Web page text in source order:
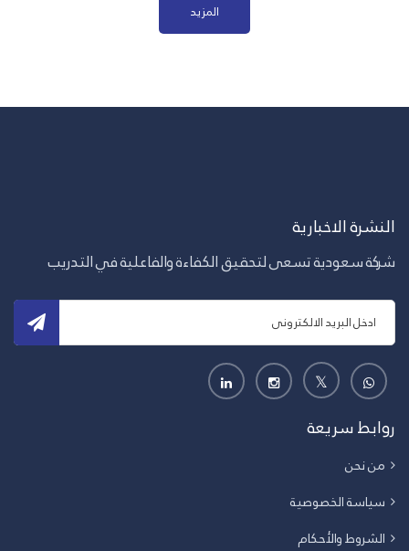
المزيد
النشرة الاخبارية
شركة سعودية تسعى لتحقيق الكفاءة والفاعلية في التدريب
روابط سريعة
من نحن
سياسة الخصوصية
الشروط والأحكام